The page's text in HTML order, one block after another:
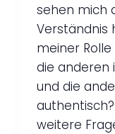
sehen mich
Verständnis
meiner
die anderen
und die
weitere